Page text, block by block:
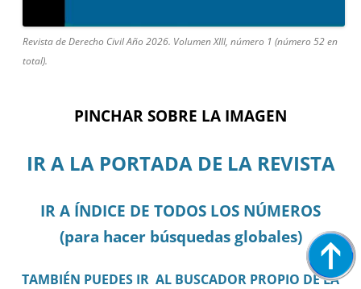
Revista de Derecho Civil Año 2026. Volumen XIII, número 1 (número 52 en
total).
PINCHAR SOBRE LA IMAGEN
IR A LA PORTADA DE LA REVISTA
IR A ÍNDICE DE TODOS LOS NÚMEROS
(para hacer búsquedas globales)
TAMBIÉN PUEDES IR AL BUSCADOR PROPIO DE LA